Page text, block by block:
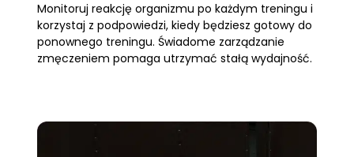
Monitoruj reakcję organizmu po każdym treningu i
korzystaj z podpowiedzi, kiedy będziesz gotowy do
ponownego treningu. Świadome zarządzanie
zmęczeniem pomaga utrzymać stałą wydajność.